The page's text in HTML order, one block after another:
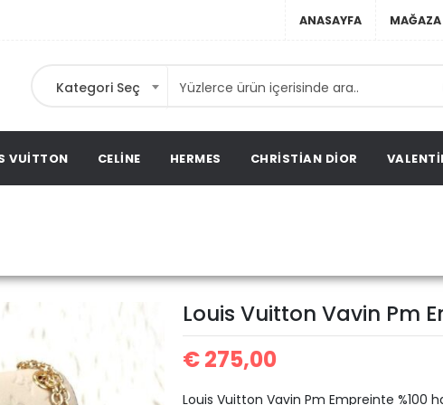
ANASAYFA MAĞAZA
Kategori Seç
VUITTON CELINE HERMES CHRISTIAN DIOR
Louis Vuitton Vavin Pm
€275,00
Louis Vuitton Vavin Pm Empreinte %100